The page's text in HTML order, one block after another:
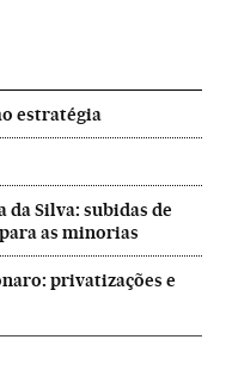
estratégia
Silva: subidas de
as minorias
privatizações e